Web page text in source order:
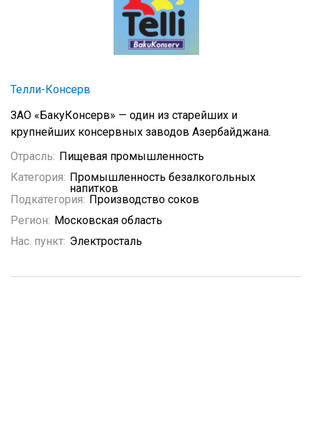
Телли-Консерв
ЗАО «БакуКонсерв» — один из старейших и
крупнейших консервных заводов Азербайджана.
Отрасль: Пищевая промышленность
Категория: Промышленность безалкогольных
напитков
Подкатегория: Производство соков
Регион: Московская область
Нас. пункт: Электросталь